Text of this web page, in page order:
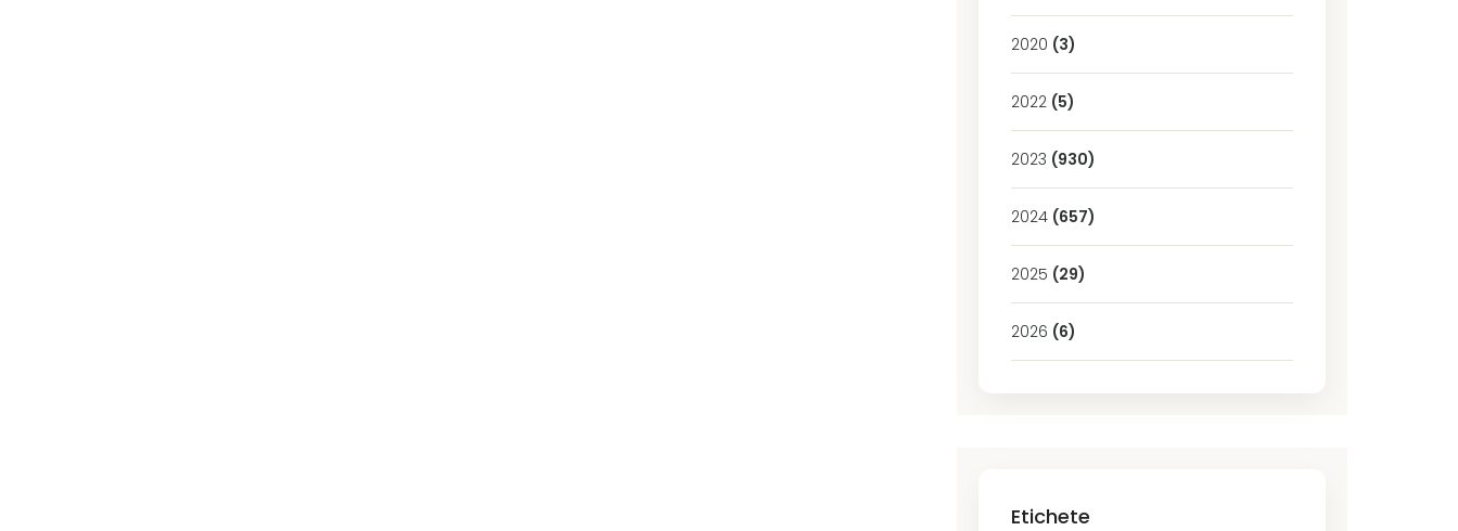
2020 (3)
2022 (5)
2023 (930)
2024 (657)
2025 (29)
2026 (6)
Etichete